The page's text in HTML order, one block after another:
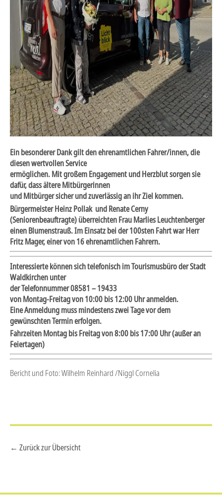
Ein besonderer Dank gilt den ehrenamtlichen Fahrer/innen, die
diesen wertvollen Service
ermöglichen.Mit großem Engagement und Herzblut sorgen sie
dafür, dass ältere Mitbürgerinnen
und Mitbürger sicher und zuverlässig an ihr Ziel kommen.
Bürgermeister Heinz Pollak und Renate Cerny
(Seniorenbeauftragte) überreichten Frau Marlies Leuchtenberger
einen Blumenstrauß. Im Einsatz bei der 100sten Fahrt war Herr
Fritz Mager, einer von 16 ehrenamtlichen Fahrern.
Interessierte können sich telefonisch im Tourismusbüro der Stadt
Waldkirchen unter
der Telefonnummer 08581 – 19433
von Montag-Freitag von 10:00 bis 12:00 Uhr anmelden.
Eine Anmeldung muss mindestens zwei Tage vor dem
gewünschten Termin erfolgen.
Fahrzeiten Montag bis Freitag von 8:00 bis 17:00 Uhr(außer an
Feiertagen)
Bericht und Foto: Wilhelm Reinhard /Niggl Cornelia
← Zurück zur Übersicht